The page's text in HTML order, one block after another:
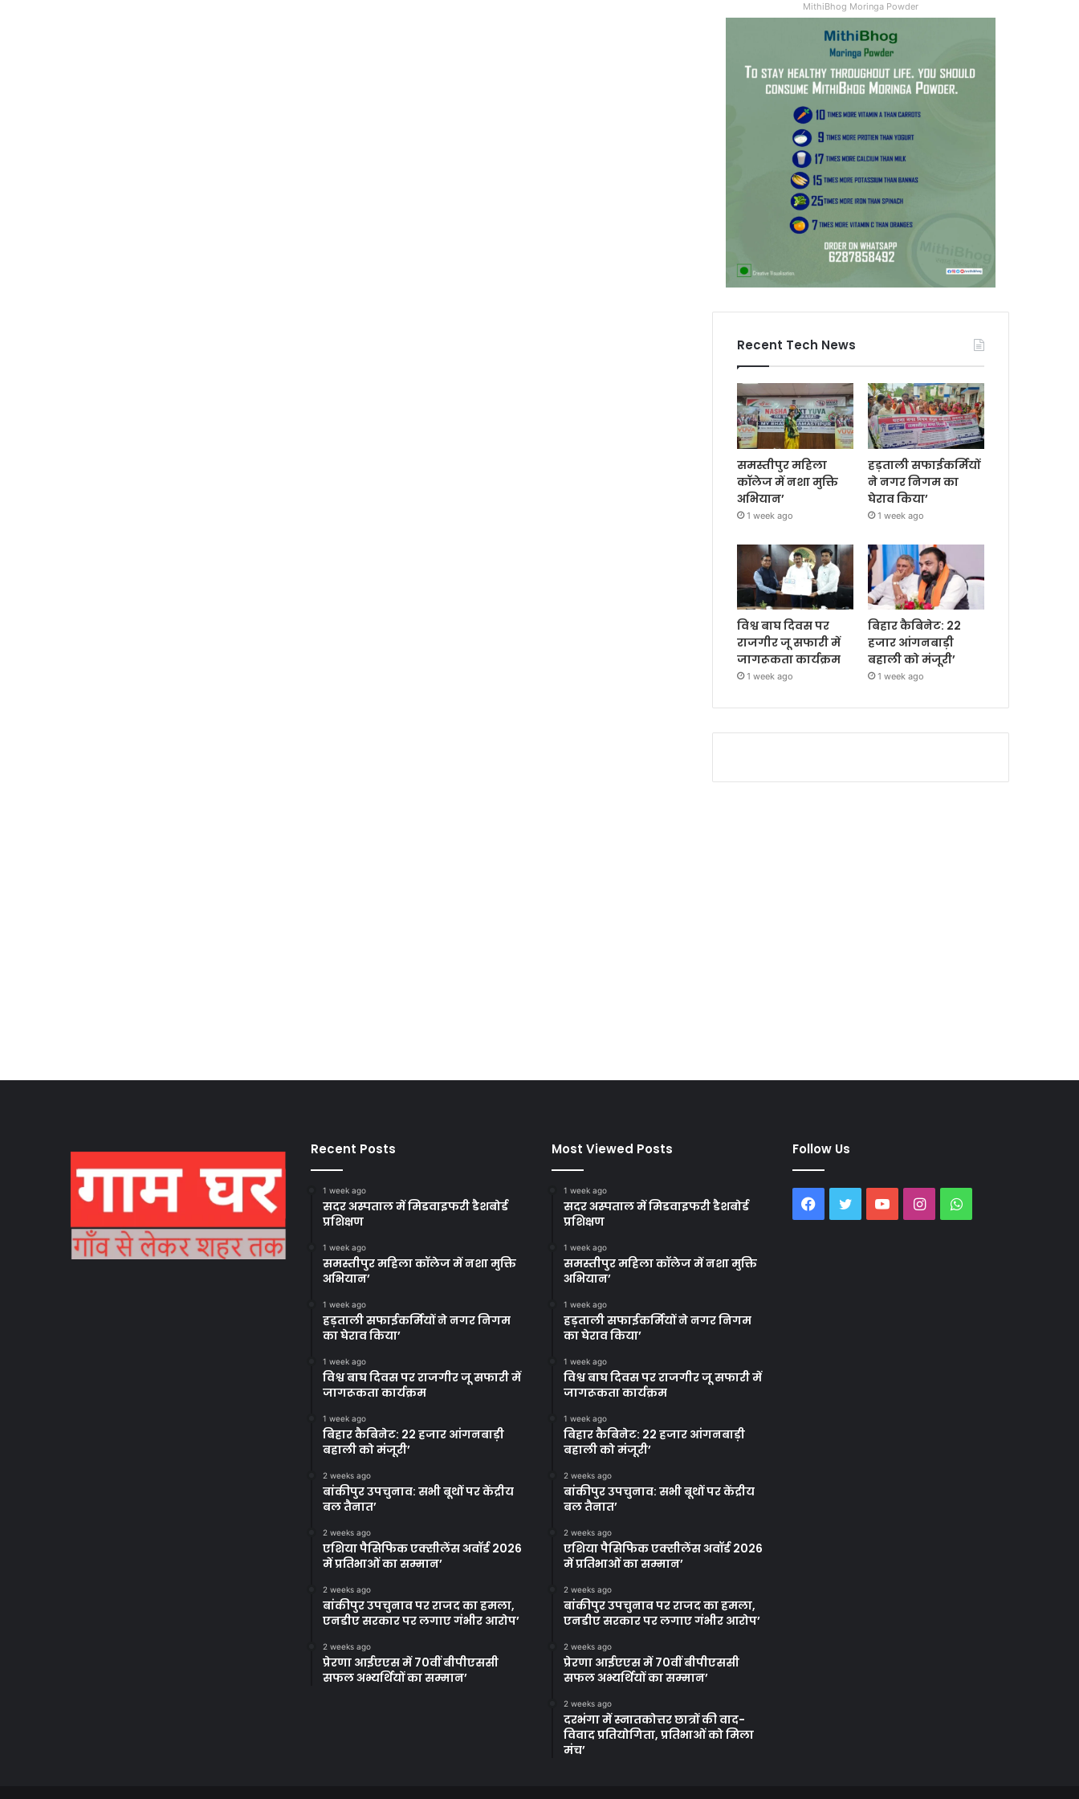
MithiBhog Moringa Powder
Recent Tech News
समस्तीपुर महिला
कॉलेज में नशा मुक्ति
अभियान’
1 week ago
हड़ताली सफाईकर्मियों
ने नगर निगम का
घेराव किया’
1 week ago
विश्व बाघ दिवस पर
राजगीर जू सफारी में
जागरूकता कार्यक्रम
1 week ago
बिहार कैबिनेट: 22
हजार आंगनबाड़ी
बहाली को मंजूरी’
1 week ago
Recent Posts
1 week ago
सदर अस्पताल में मिडवाइफरी डैशबोर्ड
प्रशिक्षण
1 week ago
समस्तीपुर महिला कॉलेज में नशा मुक्ति
अभियान’
1 week ago
हड़ताली सफाईकर्मियों ने नगर निगम
का घेराव किया’
1 week ago
विश्व बाघ दिवस पर राजगीर जू सफारी में
जागरूकता कार्यक्रम
1 week ago
बिहार कैबिनेट: 22 हजार आंगनबाड़ी
बहाली को मंजूरी’
2 weeks ago
बांकीपुर उपचुनाव: सभी बूथों पर केंद्रीय
बल तैनात’
2 weeks ago
एशिया पैसिफिक एक्सीलेंस अवॉर्ड 2026
में प्रतिभाओं का सम्मान’
2 weeks ago
बांकीपुर उपचुनाव पर राजद का हमला,
एनडीए सरकार पर लगाए गंभीर आरोप’
2 weeks ago
प्रेरणा आईएएस में 70वीं बीपीएससी
सफल अभ्यर्थियों का सम्मान’
Most Viewed Posts
1 week ago
सदर अस्पताल में मिडवाइफरी डैशबोर्ड
प्रशिक्षण
1 week ago
समस्तीपुर महिला कॉलेज में नशा मुक्ति
अभियान’
1 week ago
हड़ताली सफाईकर्मियों ने नगर निगम
का घेराव किया’
1 week ago
विश्व बाघ दिवस पर राजगीर जू सफारी में
जागरूकता कार्यक्रम
1 week ago
बिहार कैबिनेट: 22 हजार आंगनबाड़ी
बहाली को मंजूरी’
2 weeks ago
बांकीपुर उपचुनाव: सभी बूथों पर केंद्रीय
बल तैनात’
2 weeks ago
एशिया पैसिफिक एक्सीलेंस अवॉर्ड 2026
में प्रतिभाओं का सम्मान’
2 weeks ago
बांकीपुर उपचुनाव पर राजद का हमला,
एनडीए सरकार पर लगाए गंभीर आरोप’
2 weeks ago
प्रेरणा आईएएस में 70वीं बीपीएससी
सफल अभ्यर्थियों का सम्मान’
2 weeks ago
दरभंगा में स्नातकोत्तर छात्रों की वाद-
विवाद प्रतियोगिता, प्रतिभाओं को मिला
मंच’
Follow Us
Facebook
TwitterYouTubeInstagramWhatsApp